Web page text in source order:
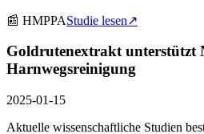
📰 HMPPAStudie lesen↗
Goldrutenextrakt unterstützt
Harnwegsreinigung
2025-01-15
Aktuelle wissenschaftliche Studien